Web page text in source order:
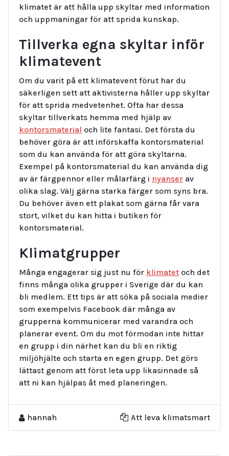
klimatet är att hålla upp skyltar med information
och uppmaningar för att sprida kunskap.
Tillverka egna skyltar inför
klimatevent
Om du varit på ett klimatevent förut har du
säkerligen sett att aktivisterna håller upp skyltar
för att sprida medvetenhet. Ofta har dessa
skyltar tillverkats hemma med hjälp av
kontorsmaterial och lite fantasi. Det första du
behöver göra är att införskaffa kontorsmaterial
som du kan använda för att göra skyltarna.
Exempel på kontorsmaterial du kan använda dig
av är färgpennor eller målarfärg i nyanser av
olika slag. Välj gärna starka färger som syns bra.
Du behöver även ett plakat som gärna får vara
stort, vilket du kan hitta i butiken för
kontorsmaterial.
Klimatgrupper
Många engagerar sig just nu för klimatet och det
finns många olika grupper i Sverige där du kan
bli medlem. Ett tips är att söka på sociala medier
som exempelvis Facebook där många av
grupperna kommunicerar med varandra och
planerar event. Om du mot förmodan inte hittar
en grupp i din närhet kan du bli en riktig
miljöhjälte och starta en egen grupp. Det görs
lättast genom att först leta upp likasinnade så
att ni kan hjälpas åt med planeringen.
hannah Att leva klimatsmart